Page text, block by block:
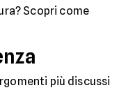
Scopri come
più discussi